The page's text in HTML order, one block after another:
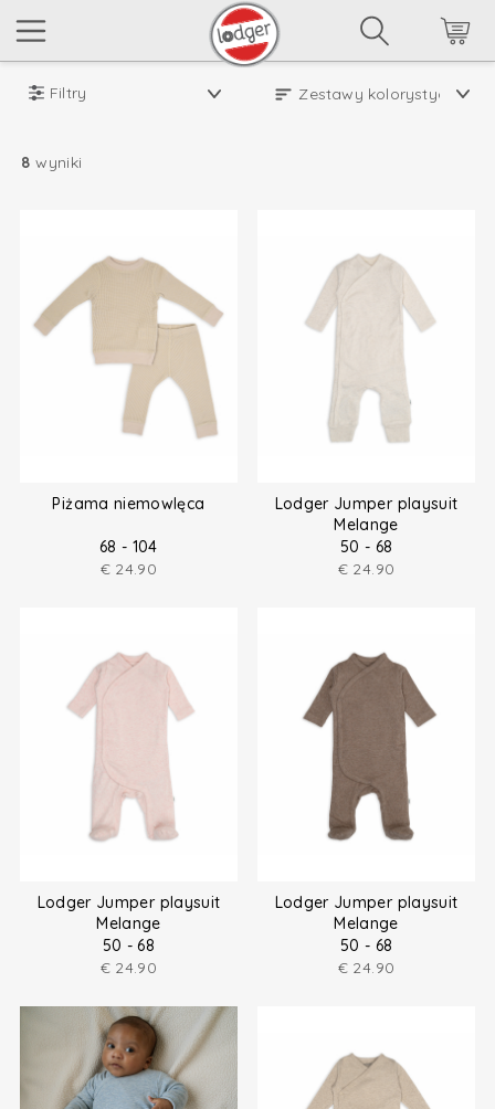
Filtry
8 wyniki
Piżama niemowlęca
68 - 104
€ 24.90
Lodger Jumper playsuit
Melange
50 - 68
€ 24.90
Lodger Jumper playsuit
Melange
50 - 68
€ 24.90
Lodger Jumper playsuit
Melange
50 - 68
€ 24.90